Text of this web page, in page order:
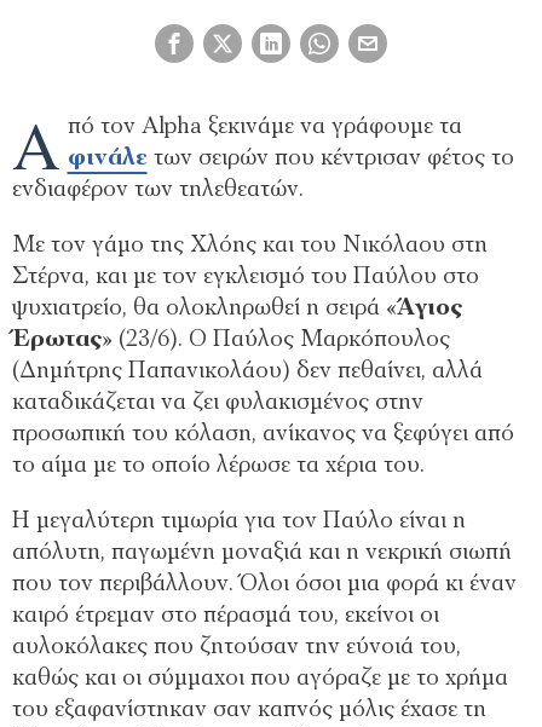
Α πό τον Alpha ξεκινάμε να γράφουμε τα
φινάλετων σειρών που κέντρισαν φέτος το
ενδιαφέρον των τηλεθεατών.
Με τον γάμο της Χλόης και του Νικόλαου στη
Στέρνα, και με τον εγκλεισμό του Παύλου στο
ψυχιατρείο, θα ολοκληρωθεί η σειρά «Άγιος
Έρωτας» (23/6). Ο Παύλος Μαρκόπουλος
(Δημήτρης Παπανικολάου) δεν πεθαίνει, αλλά
καταδικάζεται να ζει φυλακισμένος στην
προσωπική του κόλαση, ανίκανος να ξεφύγει από
το αίμα με το οποίο λέρωσε τα χέρια του.
Η μεγαλύτερη τιμωρία για τον Παύλο είναι η
απόλυτη, παγωμένη μοναξιά και η νεκρική σιωπή
που τον περιβάλλουν. Όλοι όσοι μια φορά κι έναν
καιρό έτρεμαν στο πέρασμά του, εκείνοι οι
αυλοκόλακες που ζητούσαν την εύνοιά του,
καθώς και οι σύμμαχοι που αγόραζε με το χρήμα
του εξαφανίστηκαν σαν καπνός μόλις έχασε τη